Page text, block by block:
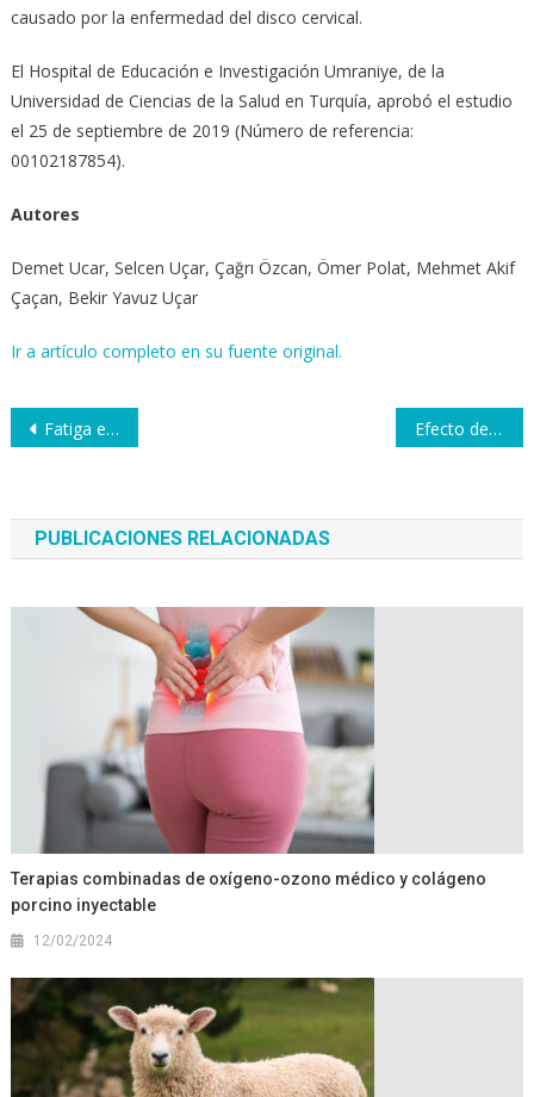
causado por la enfermedad del disco cervical.
El Hospital de Educación e Investigación Umraniye, de la
Universidad de Ciencias de la Salud en Turquía, aprobó el estudio
el 25 de septiembre de 2019 (Número de referencia:
00102187854).
Autores
Demet Ucar, Selcen Uçar, Çağrı Özcan, Ömer Polat, Mehmet Akif
Çaçan, Bekir Yavuz Uçar
Ir a artículo completo en su fuente original.
Navegación
entradas
Fatiga en las secuelas posaguda del sars-cov2 tratado con oxígeno-ozono médico Efecto de la terapia con ozono médico en la espondilitis anquilosante
PUBLICACIONES RELACIONADAS
Terapias combinadas de oxígeno-ozono médico y colágeno
porcino inyectable
12/02/2024